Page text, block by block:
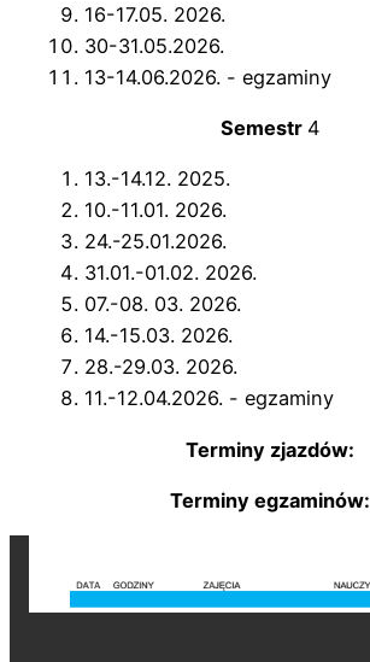
16-17.05. 2026.
30-31.05.2026.
13-14.06.2026. - egzaminy
Semestr 4
13.-14.12. 2025.
10.-11.01. 2026.
24.-25.01.2026.
31.01.-01.02. 2026.
07.-08. 03. 2026.
14.-15.03. 2026.
28.-29.03. 2026.
11.-12.04.2026. - egzaminy
Terminy zjazdów:
Terminy egzaminów: